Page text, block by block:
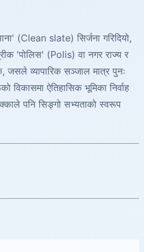
(Clean slate) सिर्जना गरिदियो,
'पोलिस' (Polis) वा नगर राज्य र
जसले व्यापारिक सञ्जाल मात्र पुनः
ऐतिहासिक भूमिका निर्वाह
पनि सिङ्गो सभ्यताको स्वरूप